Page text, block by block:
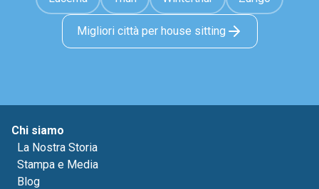
Migliori città per house sitting
Chi siamo
La Nostra Storia
Stampa e Media
Blog